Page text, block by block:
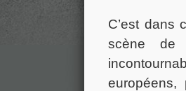
C’est dans
scène de
européens,